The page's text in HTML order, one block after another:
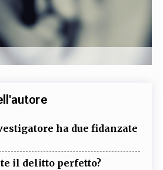
EXTRA
PROCEEDINGS
MEDIA
ha due fidanzate
il delitto perfetto?